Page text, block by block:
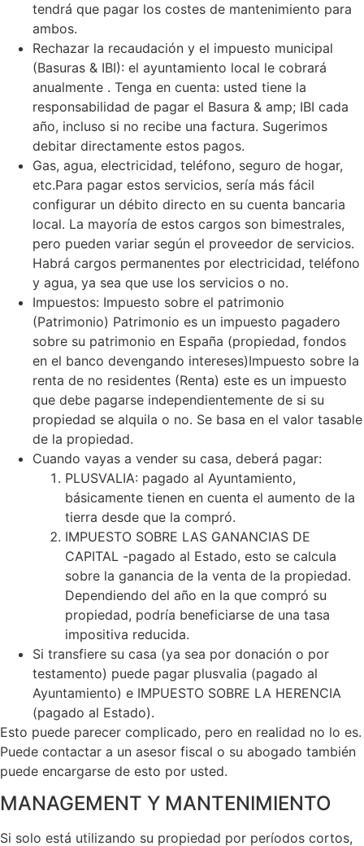
tendrá que pagar los costes de mantenimiento para
ambos.
Rechazar la recaudación y el impuesto municipal
(Basuras & IBI): el ayuntamiento local le cobrará
anualmente . Tenga en cuenta: usted tiene la
responsabilidad de pagar el Basura & amp; IBI cada
año, incluso si no recibe una factura. Sugerimos
debitar directamente estos pagos.
Gas, agua, electricidad, teléfono, seguro de hogar,
etc.Para pagar estos servicios, sería más fácil
configurar un débito directo en su cuenta bancaria
local. La mayoría de estos cargos son bimestrales,
pero pueden variar según el proveedor de servicios.
Habrá cargos permanentes por electricidad, teléfono
y agua, ya sea que use los servicios o no.
Impuestos: Impuesto sobre el patrimonio
(Patrimonio) Patrimonio es un impuesto pagadero
sobre su patrimonio en España (propiedad, fondos
en el banco devengando intereses)Impuesto sobre la
renta de no residentes (Renta) este es un impuesto
que debe pagarse independientemente de si su
propiedad se alquila o no. Se basa en el valor tasable
de la propiedad.
Cuando vayas a vender su casa, deberá pagar:
PLUSVALIA: pagado al Ayuntamiento,
básicamente tienen en cuenta el aumento de la
tierra desde que la compró.
IMPUESTO SOBRE LAS GANANCIAS DE
CAPITAL -pagado al Estado, esto se calcula
sobre la ganancia de la venta de la propiedad.
Dependiendo del año en la que compró su
propiedad, podría beneficiarse de una tasa
impositiva reducida.
Si transfiere su casa (ya sea por donación o por
testamento) puede pagar plusvalia (pagado al
Ayuntamiento) e IMPUESTO SOBRE LA HERENCIA
(pagado al Estado).
Esto puede parecer complicado, pero en realidad no lo es.
Puede contactar a un asesor fiscal o su abogado también
puede encargarse de esto por usted.
MANAGEMENT Y MANTENIMIENTO
Si solo está utilizando su propiedad por períodos cortos,